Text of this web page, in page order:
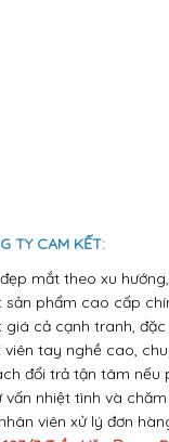
TY CAM KẾT:
mắt theo xu
sản phẩm cao cấp
giá cả cạnh tranh,
viên tay nghề cao,
đổi trả tận tâm
vấn nhiệt tình và
viên xử lý đơn